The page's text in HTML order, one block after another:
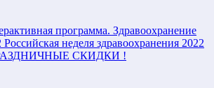
программа. Здравоохранение
Российская неделя здравоохранения 2022
СКИДКИ !